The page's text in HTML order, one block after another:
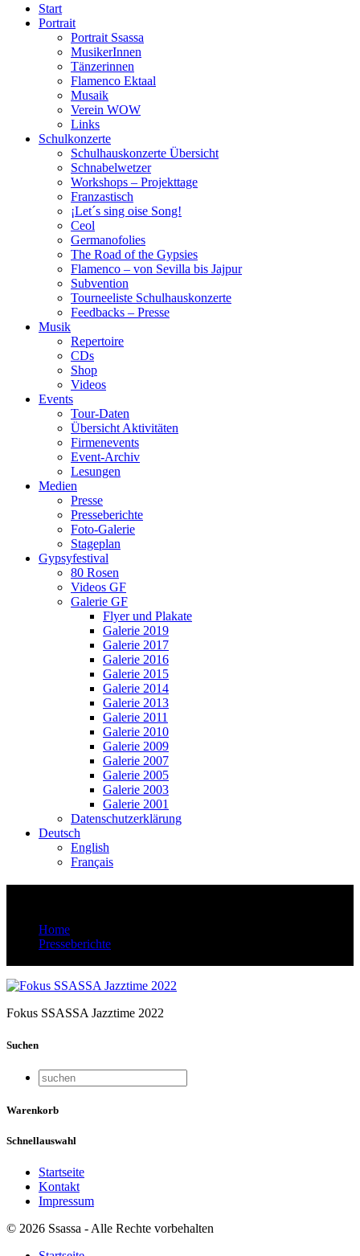
Start
Portrait
Portrait Ssassa
MusikerInnen
Tänzerinnen
Flamenco Ektaal
Musaik
Verein WOW
Links
Schulkonzerte
Schulhauskonzerte Übersicht
Schnabelwetzer
Workshops – Projekttage
Franzastisch
¡Let´s sing oise Song!
Ceol
Germanofolies
The Road of the Gypsies
Flamenco – von Sevilla bis Jajpur
Subvention
Tourneeliste Schulhauskonzerte
Feedbacks – Presse
Musik
Repertoire
CDs
Shop
Videos
Events
Tour-Daten
Übersicht Aktivitäten
Firmenevents
Event-Archiv
Lesungen
Medien
Presse
Presseberichte
Foto-Galerie
Stageplan
Gypsyfestival
80 Rosen
Videos GF
Galerie GF
Flyer und Plakate
Galerie 2019
Galerie 2017
Galerie 2016
Galerie 2015
Galerie 2014
Galerie 2013
Galerie 2011
Galerie 2010
Galerie 2009
Galerie 2007
Galerie 2005
Galerie 2003
Galerie 2001
Datenschutzerklärung
Deutsch
English
Français
Home
Presseberichte
Fokus SSASSA Jazztime 2022
Suchen
Warenkorb
Schnellauswahl
Startseite
Kontakt
Impressum
© 2026 Ssassa - Alle Rechte vorbehalten